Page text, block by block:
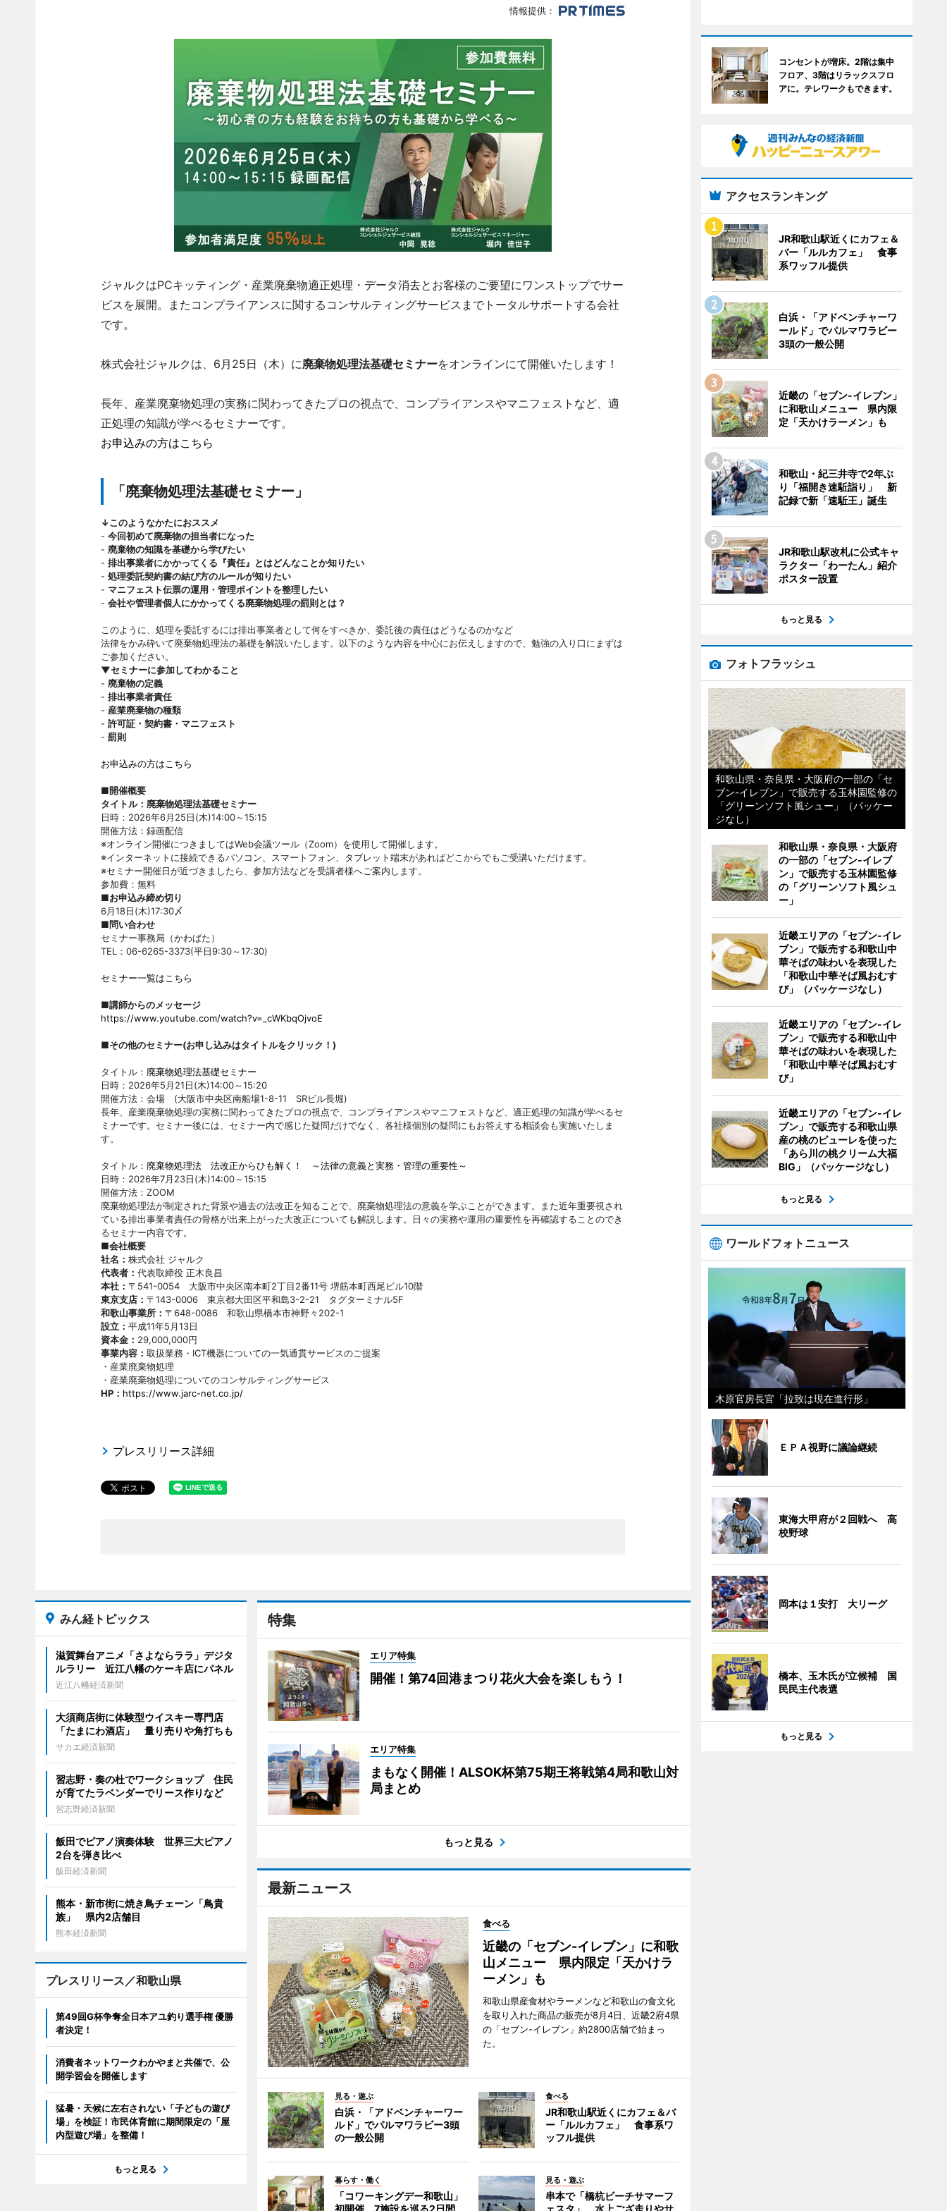
情報提供：
ジャルクはPCキッティング・産業廃棄物適正処理・データ消去とお客様のご要望にワンストップでサー
ビスを展開。またコンプライアンスに関するコンサルティングサービスまでトータルサポートする会社
です。
株式会社ジャルクは、6月25日（木）に廃棄物処理法基礎セミナーをオンラインにて開催いたします！
長年、産業廃棄物処理の実務に関わってきたプロの視点で、コンプライアンスやマニフェストなど、適
正処理の知識が学べるセミナーです。
お申込みの方はこちら
「廃棄物処理法基礎セミナー」
↓このようなかたにおススメ
- 今回初めて廃棄物の担当者になった
- 廃棄物の知識を基礎から学びたい
- 排出事業者にかかってくる『責任』とはどんなことか知りたい
- 処理委託契約書の結び方のルールが知りたい
- マニフェスト伝票の運用・管理ポイントを整理したい
- 会社や管理者個人にかかってくる廃棄物処理の罰則とは？
このように、処理を委託するには排出事業者として何をすべきか、委託後の責任はどうなるのかなど
法律をかみ砕いて廃棄物処理法の基礎を解説いたします。以下のような内容を中心にお伝えしますので、勉強の入り口にまずは
ご参加ください。
▼セミナーに参加してわかること
- 廃棄物の定義
- 排出事業者責任
- 産業廃棄物の種類
- 許可証・契約書・マニフェスト
- 罰則
お申込みの方はこちら
■開催概要
タイトル：廃棄物処理法基礎セミナー
日時：2026年6月25日(木)14:00～15:15
開催方法：録画配信
※オンライン開催につきましてはWeb会議ツール（Zoom）を使用して開催します。
※インターネットに接続できるパソコン、スマートフォン、タブレット端末があればどこからでもご受講いただけます。
※セミナー開催日が近づきましたら、参加方法などを受講者様へご案内します。
参加費：無料
■お申込み締め切り
6月18日(木)17:30〆
■問い合わせ
セミナー事務局（かわばた）
TEL：06-6265-3373(平日9:30～17:30)
セミナー一覧はこちら
■講師からのメッセージ
https://www.youtube.com/watch?v=_cWKbqOjvoE
■その他のセミナー(お申し込みはタイトルをクリック！)
タイトル： 廃棄物処理法基礎セミナー
日時：2026年5月21日(木)14:00～15:20
開催方法：会場 (大阪市中央区南船場1-8-11 SRビル長堀)
長年、産業廃棄物処理の実務に関わってきたプロの視点で、コンプライアンスやマニフェストなど、適正処理の知識が学べるセ
ミナーです。セミナー後には、セミナー内で感じた疑問だけでなく、各社様個別の疑問にもお答えする相談会も実施いたしま
す。
タイトル： 廃棄物処理法 法改正からひも解く！ ～法律の意義と実務・管理の重要性～
日時：2026年7月23日(木)14:00～15:15
開催方法：ZOOM
廃棄物処理法が制定された背景や過去の法改正を知ることで、廃棄物処理法の意義を学ぶことができます。また近年重要視され
ている排出事業者責任の骨格が出来上がった大改正についても解説します。日々の実務や運用の重要性を再確認することのでき
るセミナー内容です。
■会社概要
社名： 株式会社 ジャルク
代表者： 代表取締役 正木良昌
本社： 〒541-0054 大阪市中央区南本町2丁目2番11号 堺筋本町西尾ビル10階
東京支店： 〒143-0006 東京都大田区平和島3-2-21 タグターミナル5F
和歌山事業所： 〒648-0086 和歌山県橋本市神野々202-1
設立： 平成11年5月13日
資本金： 29,000,000円
事業内容： 取扱業務・ICT機器についての一気通貫サービスのご提案
・産業廃棄物処理
・産業廃棄物処理についてのコンサルティングサービス
HP： https://www.jarc-net.co.jp/
プレスリリース詳細
特集
エリア特集
開催！第74回港まつり花火大会を楽しもう！
エリア特集
まもなく開催！ALSOK杯第75期王将戦第4局和歌山対
局まとめ
もっと見る
最新ニュース
食べる
近畿の「セブン-イレブン」に和歌
山メニュー 県内限定「天かけラ
ーメン」も
和歌山県産食材やラーメンなど和歌山の食文化
を取り入れた商品の販売が8月4日、近畿2府4県
の「セブン-イレブン」約2800店舗で始まっ
た。
見る・遊ぶ
白浜・「アドベンチャーワー
ルド」でパルマワラビー3頭
の一般公開
食べる
JR和歌山駅近くにカフェ＆バ
ー「ルルカフェ」 食事系ワ
ッフル提供
暮らす・働く
「コワーキングデー和歌山」
初開催 7施設を巡る2日間
見る・遊ぶ
串本で「橋杭ビーチサマーフ
ェスタ」 水上ござ走りやサ
みん経トピックス
滋賀舞台アニメ「さよならララ」デジタ
ルラリー 近江八幡のケーキ店にパネル
近江八幡経済新聞
大須商店街に体験型ウイスキー専門店
「たまにわ酒店」 量り売りや角打ちも
サカエ経済新聞
習志野・奏の杜でワークショップ 住民
が育てたラベンダーでリース作りなど
習志野経済新聞
飯田でピアノ演奏体験 世界三大ピアノ
2台を弾き比べ
飯田経済新聞
熊本・新市街に焼き鳥チェーン「鳥貴
族」 県内2店舗目
熊本経済新聞
プレスリリース／和歌山県
第49回G杯争奪全日本アユ釣り選手権 優勝
者決定！
消費者ネットワークわかやまと共催で、公
開学習会を開催します
猛暑・天候に左右されない「子どもの遊び
場」を検証！市民体育館に期間限定の「屋
内型遊び場」を整備！
もっと見る
コンセントが増床。2階は集中
フロア、3階はリラックスフロ
アに。テレワークもできます。
アクセスランキング
JR和歌山駅近くにカフェ＆
バー「ルルカフェ」 食事
系ワッフル提供
白浜・「アドベンチャーワ
ールド」でパルマワラビー
3頭の一般公開
近畿の「セブン-イレブン」
に和歌山メニュー 県内限
定「天かけラーメン」も
和歌山・紀三井寺で2年ぶ
り「福開き速駈詣り」 新
記録で新「速駈王」誕生
JR和歌山駅改札に公式キャ
ラクター「わーたん」紹介
ポスター設置
もっと見る
フォトフラッシュ
和歌山県・奈良県・大阪府の一部の「セ
ブン-イレブン」で販売する玉林園監修の
「グリーンソフト風シュー」（パッケー
ジなし）
和歌山県・奈良県・大阪府
の一部の「セブン-イレブ
ン」で販売する玉林園監修
の「グリーンソフト風シュ
ー」
近畿エリアの「セブン-イレ
ブン」で販売する和歌山中
華そばの味わいを表現した
「和歌山中華そば風おむす
び」（パッケージなし）
近畿エリアの「セブン-イレ
ブン」で販売する和歌山中
華そばの味わいを表現した
「和歌山中華そば風おむす
び」
近畿エリアの「セブン-イレ
ブン」で販売する和歌山県
産の桃のピューレを使った
「あら川の桃クリーム大福
BIG」（パッケージなし）
もっと見る
ワールドフォトニュース
木原官房長官「拉致は現在進行形」
ＥＰＡ視野に議論継続
東海大甲府が２回戦へ 高
校野球
岡本は１安打 大リーグ
橋本、玉木氏が立候補 国
民民主代表選
もっと見る